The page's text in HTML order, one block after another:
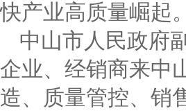
快产业高质量崛起。
中山市人民政府
企业、经销商来中
造、质量管控、销